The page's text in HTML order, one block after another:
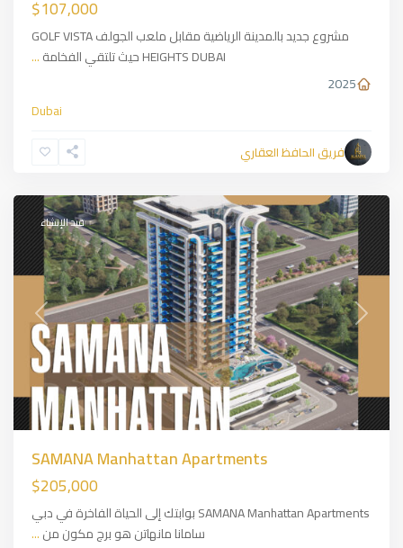
$107,000
مشروع جديد بالمدينة الرياضية مقابل ملعب الجولف GOLF VISTA
HEIGHTS DUBAI حيث تلتقي الفخامة
...
2025
Dubai
فريق الحافظ العقاري
JUMRIRAH,
Next
قيد الإنشاء
SAMANA Manhattan Apartments
$205,000
SAMANA Manhattan Apartments بوابتك إلى الحياة الفاخرة في دبي
سامانا مانهاتن هو برج مكون من...